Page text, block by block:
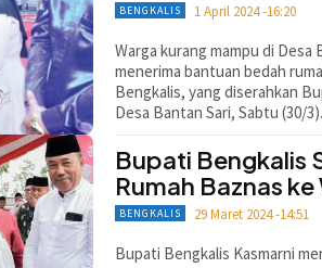
BENGKALIS 1 April 2024 -16:20
Warga kurang mampu di
menerima bantuan bedah
Bengkalis, yang diserahkan
Desa Bantan Sari, Sabtu (30/3).
Bupati Bengkalis
Rumah Baznas
BENGKALIS 29 Maret 2024 -14:51
Bupati Bengkalis Kasmarni